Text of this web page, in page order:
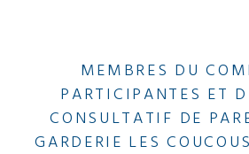
MEMBRES DU
PARTICIPANTES ET
CONSULTATIF DE
GARDERIE LES